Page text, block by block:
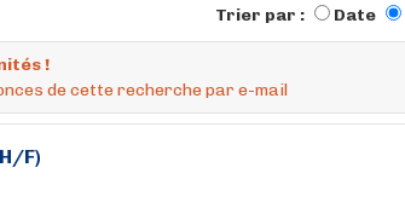
Trier par : Date
!
de cette recherche par e-mail
F)